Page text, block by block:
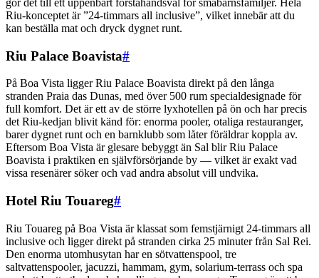
gör det till ett uppenbart förstahandsval för småbarnsfamiljer. Hela
Riu-konceptet är ”24-timmars all inclusive”, vilket innebär att du
kan beställa mat och dryck dygnet runt.
Riu Palace Boavista#
På Boa Vista ligger Riu Palace Boavista direkt på den långa
stranden Praia das Dunas, med över 500 rum specialdesignade för
full komfort. Det är ett av de större lyxhotellen på ön och har precis
det Riu-kedjan blivit känd för: enorma pooler, otaliga restauranger,
barer dygnet runt och en barnklubb som låter föräldrar koppla av.
Eftersom Boa Vista är glesare bebyggt än Sal blir Riu Palace
Boavista i praktiken en självförsörjande by — vilket är exakt vad
vissa resenärer söker och vad andra absolut vill undvika.
Hotel Riu Touareg#
Riu Touareg på Boa Vista är klassat som femstjärnigt 24-timmars all
inclusive och ligger direkt på stranden cirka 25 minuter från Sal Rei.
Den enorma utomhusytan har en sötvattenspool, tre
saltvattenspooler, jacuzzi, hammam, gym, solarium-terrass och spa